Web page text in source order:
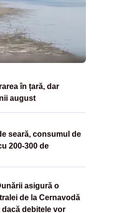
în țară, dar
august
seară, consumul de
200-300 de
asigură o
de la Cernavodă
debitele vor